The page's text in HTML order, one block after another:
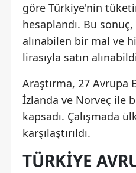
göre Türkiye'nin
hesaplandı. Bu
alınabilen bir mal ve
lirasıyla satın
Araştırma, 27
İzlanda ve Norveç ile
kapsadı. Çalışmada
karşılaştırıldı.
TÜRKIYE